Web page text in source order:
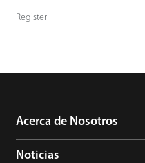
Register
Acerca de Nosotros
Noticias